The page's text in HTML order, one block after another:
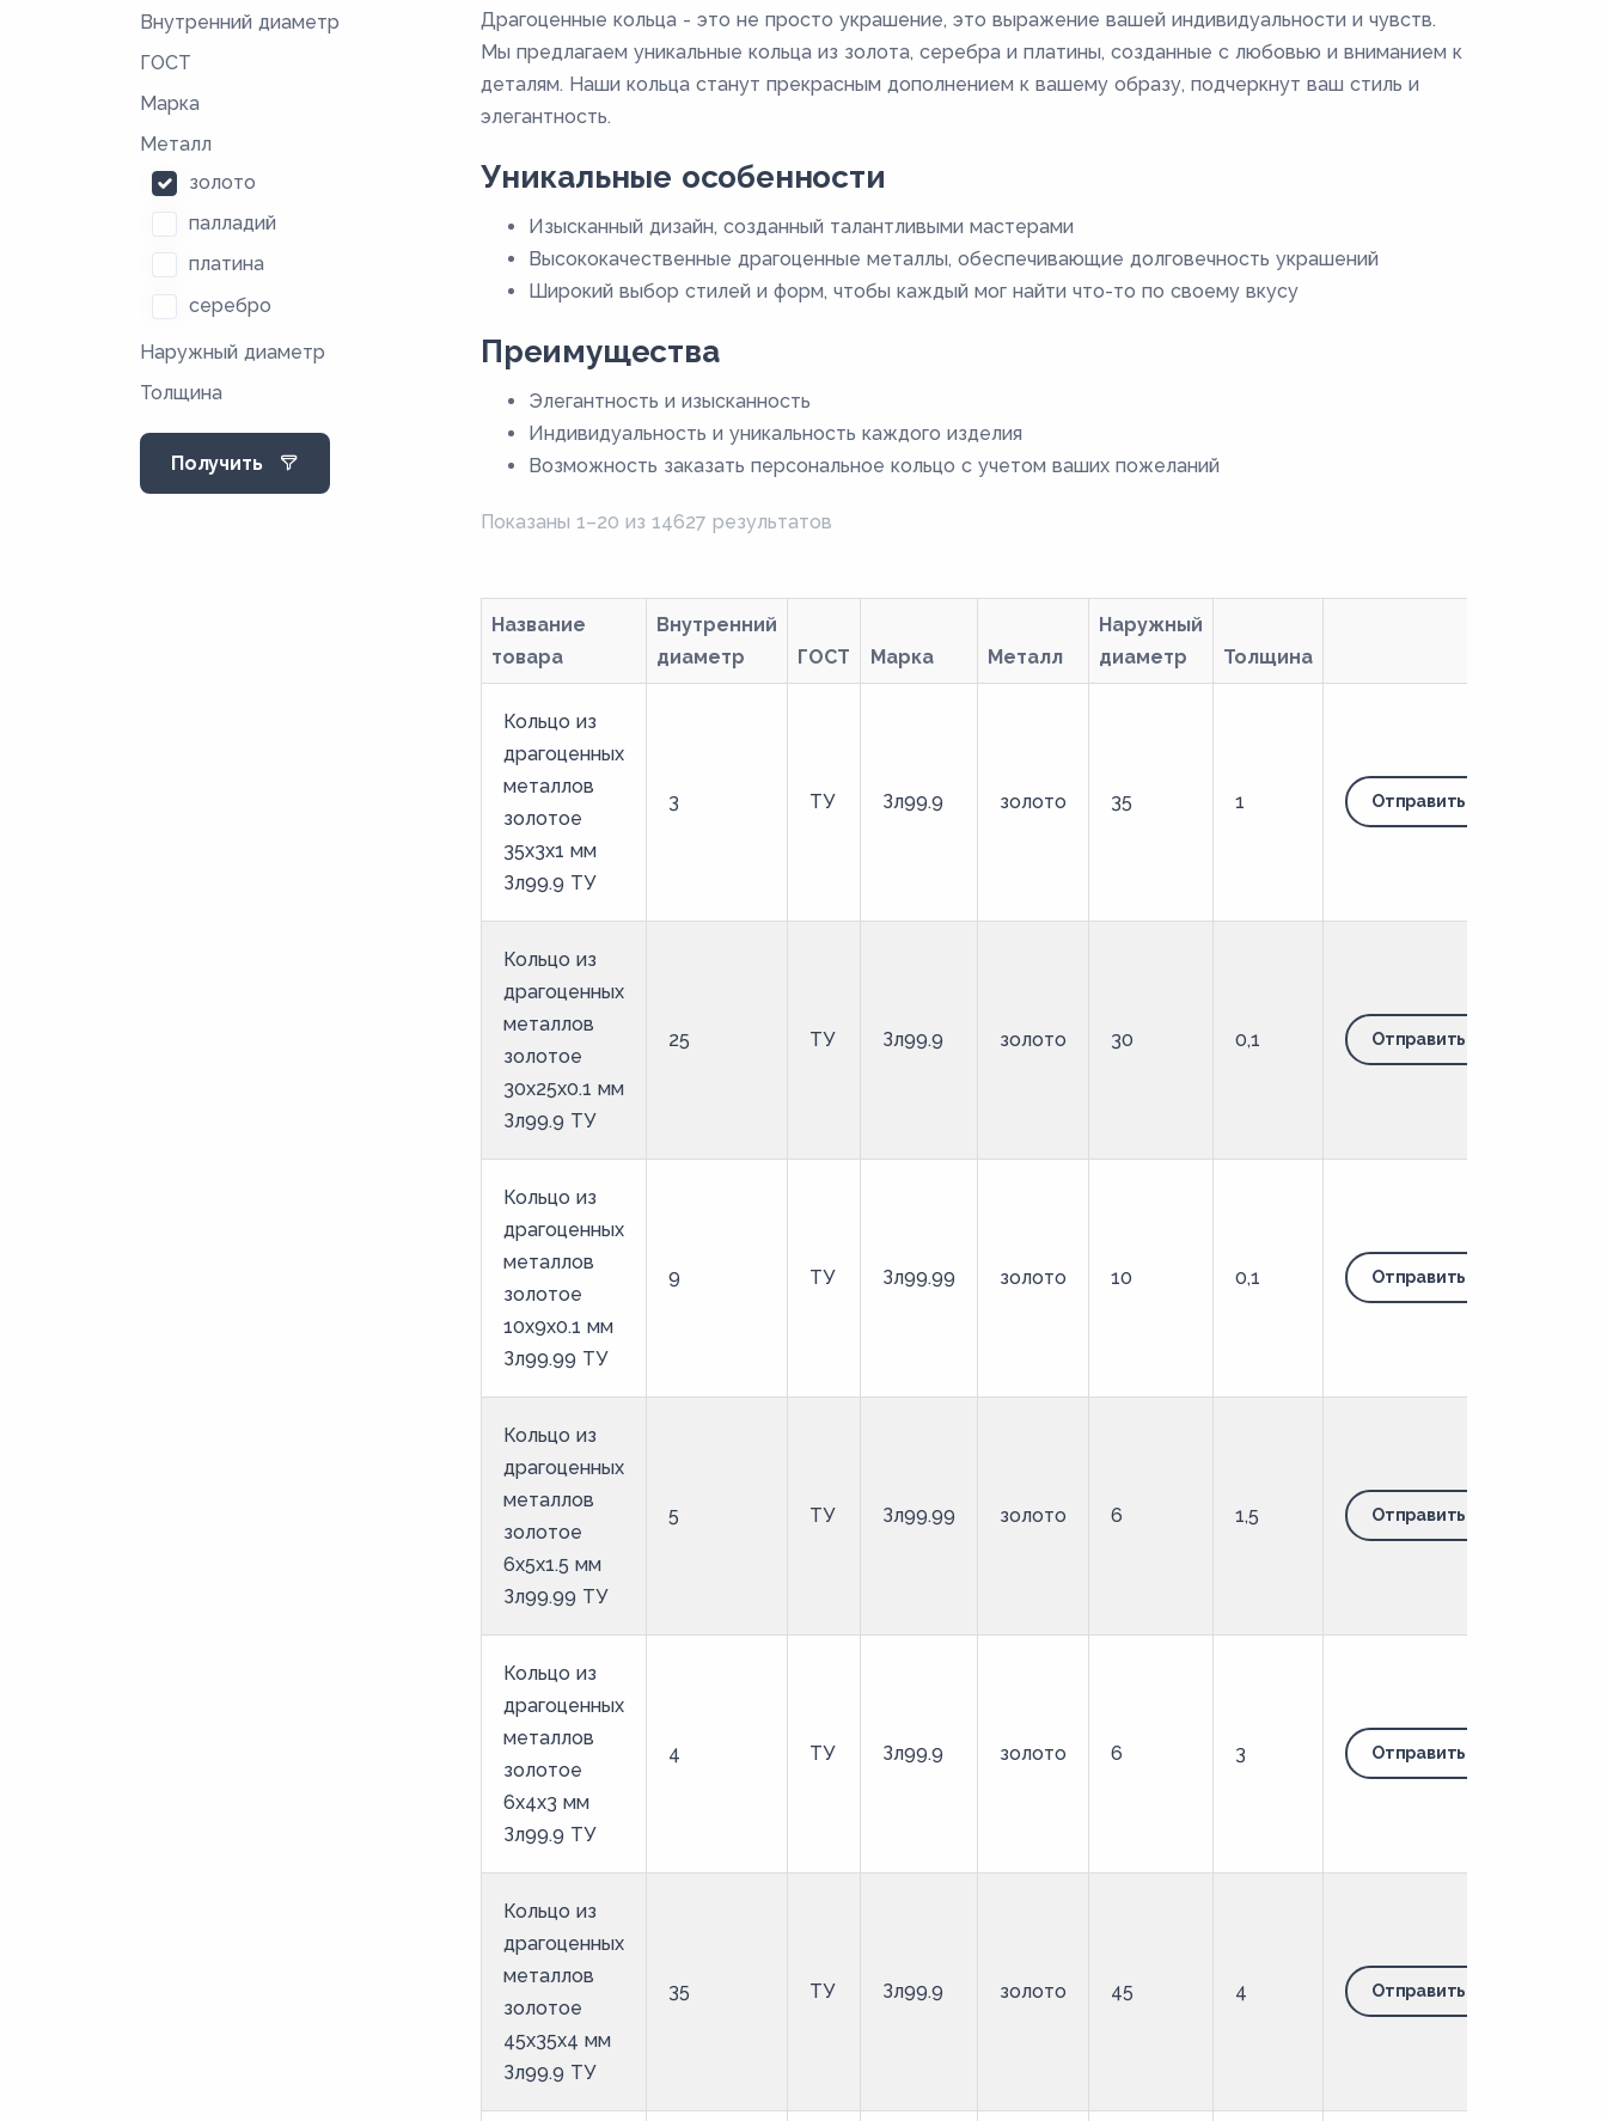
Внутренний диаметр
ГОСТ
Марка
Металл
золото
палладий
платина
серебро
Наружный диаметр
Толщина
Получить
Драгоценные кольца - это не просто украшение, это выражение вашей индивидуальности и чувств.
Мы предлагаем уникальные кольца из золота, серебра и платины, созданные с любовью и вниманием к
деталям. Наши кольца станут прекрасным дополнением к вашему образу, подчеркнут ваш стиль и
элегантность.
Уникальные особенности
Изысканный дизайн, созданный талантливыми мастерами
Высококачественные драгоценные металлы, обеспечивающие долговечность украшений
Широкий выбор стилей и форм, чтобы каждый мог найти что-то по своему вкусу
Преимущества
Элегантность и изысканность
Индивидуальность и уникальность каждого изделия
Возможность заказать персональное кольцо с учетом ваших пожеланий
Показаны 1–20 из 14627 результатов
Название
товара
Внутренний
диаметр
ГОСТ Марка Металл
Наружный
диаметр
Толщина
Кольцо из
драгоценных
металлов
золотое
35х3х1 мм
Зл99.9 ТУ
3 ТУ Зл99.9 золото 35 1 Отправить запрос
Кольцо из
драгоценных
металлов
золотое
30х25х0.1 мм
Зл99.9 ТУ
25 ТУ Зл99.9 золото 30 0,1 Отправить запрос
Кольцо из
драгоценных
металлов
золотое
10х9х0.1 мм
Зл99.99 ТУ
9 ТУ Зл99.99 золото 10 0,1 Отправить запрос
Кольцо из
драгоценных
металлов
золотое
6х5х1.5 мм
Зл99.99 ТУ
5 ТУ Зл99.99 золото 6 1,5 Отправить запрос
Кольцо из
драгоценных
металлов
золотое
6х4х3 мм
Зл99.9 ТУ
4 ТУ Зл99.9 золото 6 3 Отправить запрос
Кольцо из
драгоценных
металлов
золотое
45х35х4 мм
Зл99.9 ТУ
35 ТУ Зл99.9 золото 45 4 Отправить запрос